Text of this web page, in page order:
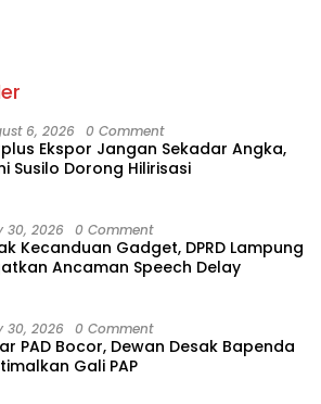
6, 2026 0 Comment
Ekspor Jangan Sekadar Angka,
Susilo Dorong Hilirisasi
30, 2026 0 Comment
Kecanduan Gadget, DPRD Lampung
Ancaman Speech Delay
30, 2026 0 Comment
PAD Bocor, Dewan Desak Bapenda
Gali PAP